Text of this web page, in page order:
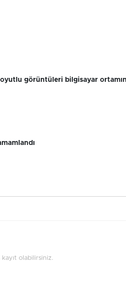
görüntüleri bilgisayar
olabilirsiniz.